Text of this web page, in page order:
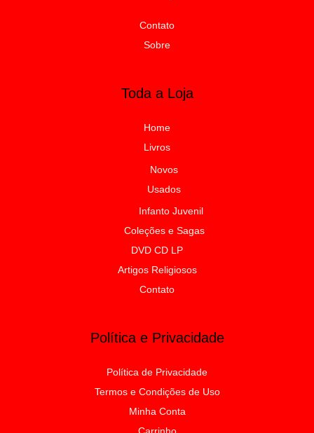
Contato
Sobre
Toda a Loja
Home
Livros
Novos
Usados
Infanto Juvenil
Coleções e Sagas
DVD CD LP
Artigos Religiosos
Contato
Política e Privacidade
Política de Privacidade
Termos e Condições de Uso
Minha Conta